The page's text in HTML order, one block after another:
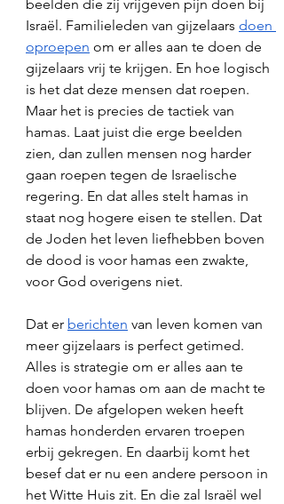
beelden die zij vrijgeven pijn doen bij
Israël. Familieleden van gijzelaars doen
oproepen om er alles aan te doen de
gijzelaars vrij te krijgen. En hoe logisch
is het dat deze mensen dat roepen.
Maar het is precies de tactiek van
hamas. Laat juist die erge beelden
zien, dan zullen mensen nog harder
gaan roepen tegen de Israelische
regering. En dat alles stelt hamas in
staat nog hogere eisen te stellen. Dat
de Joden het leven liefhebben boven
de dood is voor hamas een zwakte,
voor God overigens niet.
Dat er berichten van leven komen van
meer gijzelaars is perfect getimed.
Alles is strategie om er alles aan te
doen voor hamas om aan de macht te
blijven. De afgelopen weken heeft
hamas honderden ervaren troepen
erbij gekregen. En daarbij komt het
besef dat er nu een andere persoon in
het Witte Huis zit. En die zal Israël wel